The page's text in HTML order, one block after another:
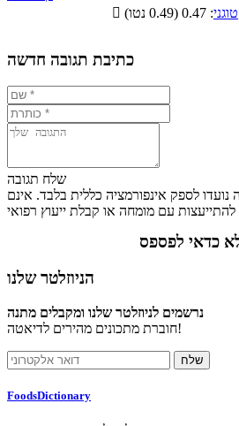
תזונתיים
44.8% 21.4%

כתיבת תגובה חדשה
שלח תגובה
לספק אינפורמציה כללית בלבד. אינם
הניוזלטר שלנו
נרשמים לניוזלטר שלנו ומקבלים מתנה
חוברת מתכונים מהירים לדיאטה!
FoodsDictionary